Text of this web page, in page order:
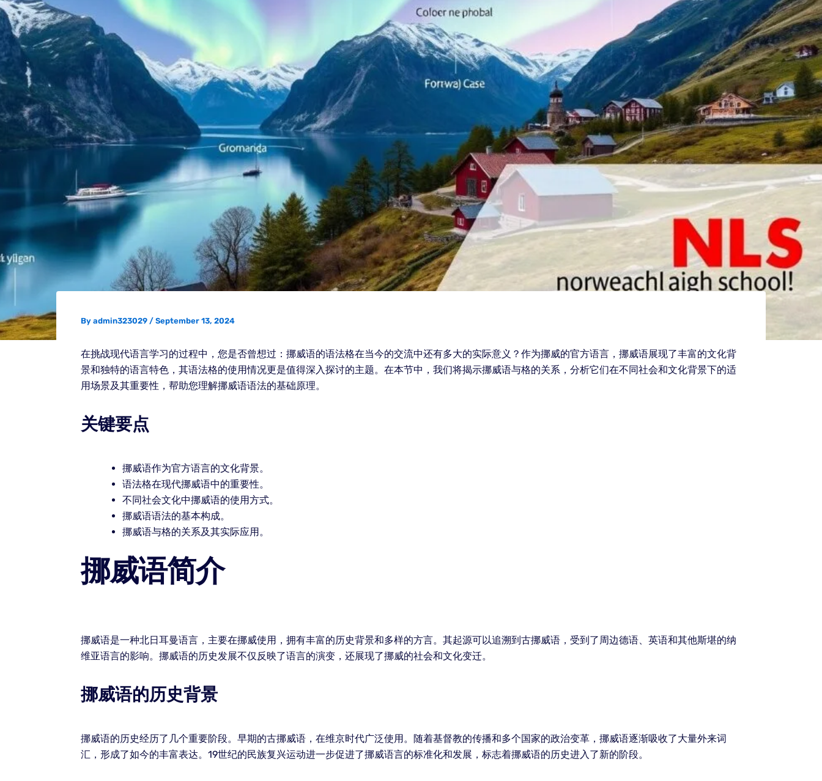
By admin323029 / September 13, 2024
在挑战现代语言学习的过程中，您是否曾想过：挪威语的语法格在当今的交流中还有多大的实际意义？作为挪威的官方语言，挪威语展现了丰富的文化背
景和独特的语言特色，其语法格的使用情况更是值得深入探讨的主题。在本节中，我们将揭示挪威语与格的关系，分析它们在不同社会和文化背景下的适
用场景及其重要性，帮助您理解挪威语语法的基础原理。
关键要点
挪威语作为官方语言的文化背景。
语法格在现代挪威语中的重要性。
不同社会文化中挪威语的使用方式。
挪威语语法的基本构成。
挪威语与格的关系及其实际应用。
挪威语简介
挪威语是一种北日耳曼语言，主要在挪威使用，拥有丰富的历史背景和多样的方言。其起源可以追溯到古挪威语，受到了周边德语、英语和其他斯堪的纳
维亚语言的影响。挪威语的历史发展不仅反映了语言的演变，还展现了挪威的社会和文化变迁。
挪威语的历史背景
挪威语的历史经历了几个重要阶段。早期的古挪威语，在维京时代广泛使用。随着基督教的传播和多个国家的政治变革，挪威语逐渐吸收了大量外来词
汇，形成了如今的丰富表达。19世纪的民族复兴运动进一步促进了挪威语言的标准化和发展，标志着挪威语的历史进入了新的阶段。